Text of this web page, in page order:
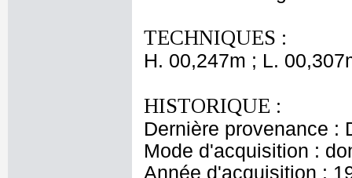
TECHNIQUES :
H. 00,247m ; L.
HISTORIQUE :
Dernière provenance :
Mode d'acquisition :
Année d'acquisition :